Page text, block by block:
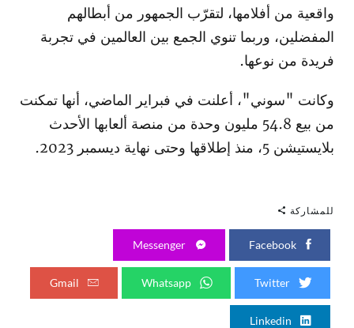
واقعية من أفلامها، لتقرّب الجمهور من أبطالهم
المفضلين، وربما تنوي الجمع بين العالمين في تجربة
فريدة من نوعها.
وكانت "سوني"، أعلنت في فبراير الماضي، أنها تمكنت
من بيع 54.8 مليون وحدة من منصة ألعابها الأحدث
بلايستيشن 5، منذ إطلاقها وحتى نهاية ديسمبر 2023.
للمشاركة